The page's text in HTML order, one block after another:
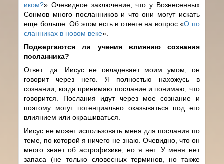
иком?» Очевидное заключение, что у Вознесенных
Сонмов много посланников и что они могут искать
еще больше. Об этом есть в ответе на вопрос «О по
сланниках в новом веке».
Подвергаются ли учения влиянию сознания
посланника?
Ответ: да. Иисус не овладевает моим умом; он
говорит через него. Я полностью нахожусь в
сознании, когда принимаю послание и понимаю, что
говорится. Послания идут через мое сознание и
поэтому могут потенциально оказываться под его
влиянием или окрашиваться.
Иисус не может использовать меня для послания по
теме, по которой я ничего не знаю. Очевидно, что он
много знает об астрофизике, но я нет. У меня нет
запаса (не только словесных терминов, но также